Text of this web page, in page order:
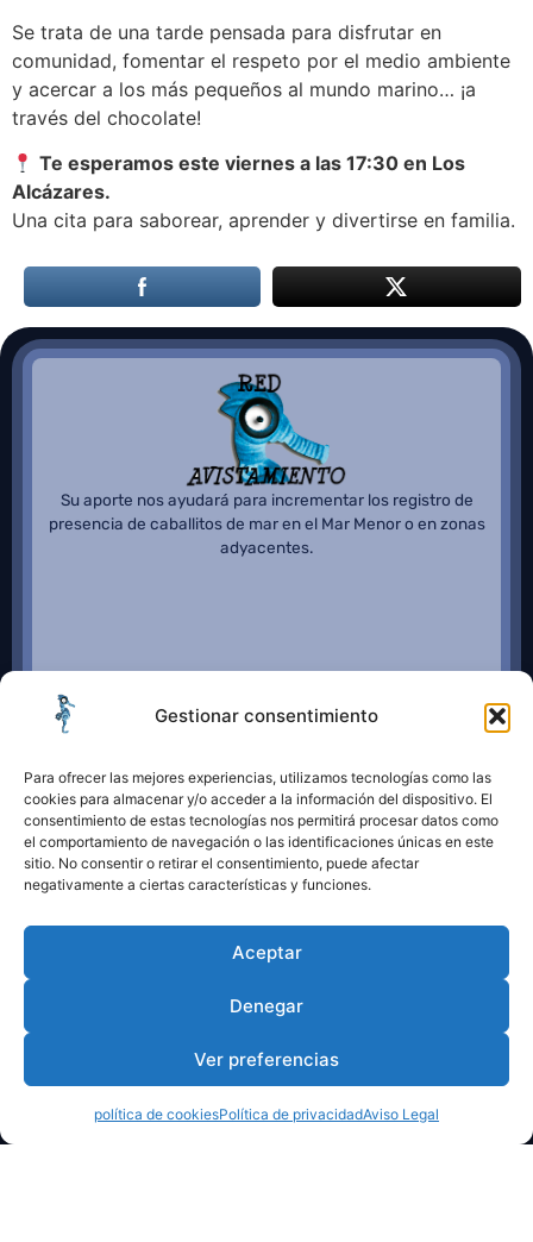
Gestionar consentimiento
Para ofrecer las mejores experiencias, utilizamos tecnologías como las
cookies para almacenar y/o acceder a la información del dispositivo. El
consentimiento de estas tecnologías nos permitirá procesar datos como
el comportamiento de navegación o las identificaciones únicas en este
sitio. No consentir o retirar el consentimiento, puede afectar
negativamente a ciertas características y funciones.
Aceptar
Denegar
Ver preferencias
política de cookiesPolítica de privacidadAviso Legal
Se trata de una tarde pensada para disfrutar en
comunidad, fomentar el respeto por el medio ambiente
y acercar a los más pequeños al mundo marino… ¡a
través del chocolate!
Te esperamos este viernes a las 17:30 en Los
Alcázares.
Una cita para saborear, aprender y divertirse en familia.
Su aporte nos ayudará para incrementar los registro de
presencia de caballitos de mar en el Mar Menor o en zonas
adyacentes.